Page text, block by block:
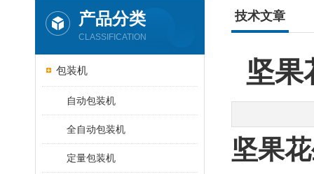
产品分类
CLASSIFICATION
包装机
自动包装机
全自动包装机
定量包装机
技术文章
坚果
坚果